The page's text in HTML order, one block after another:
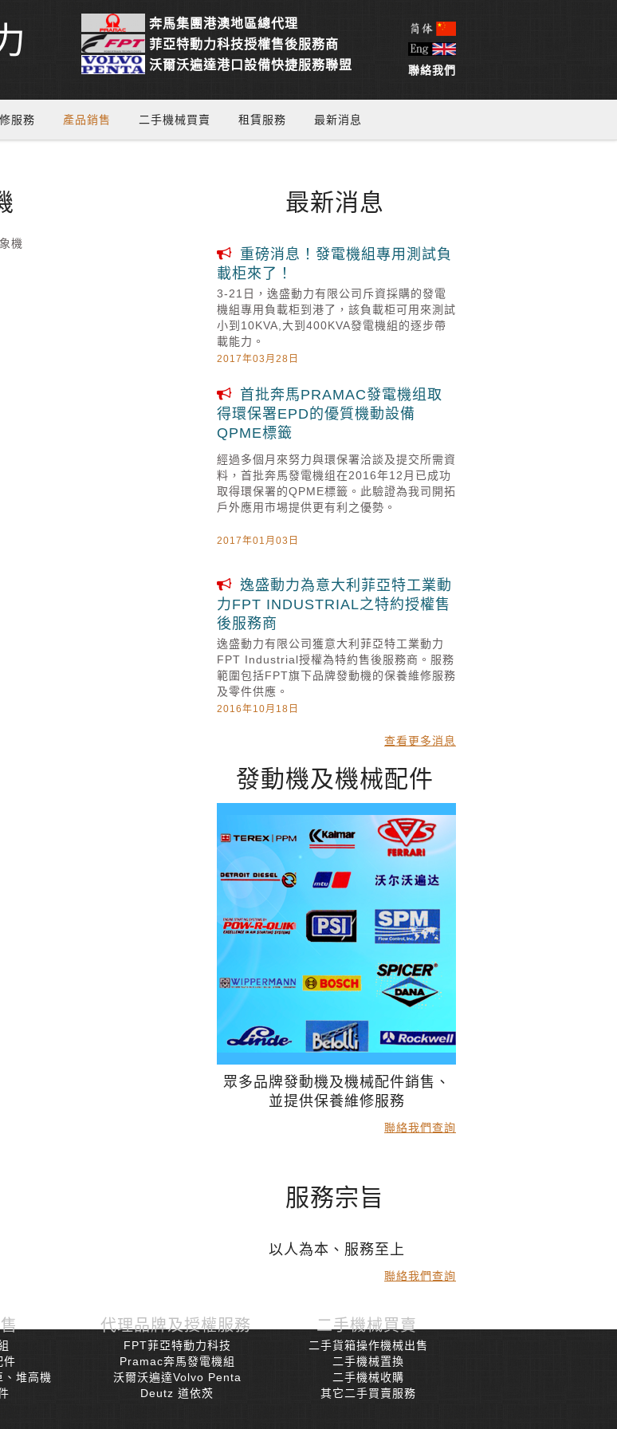
奔馬集團港澳地區總代理
菲亞特動力科技授權售後服務商
沃爾沃遍達港口設備快捷服務聯盟
聯絡我們
服務 產品銷售 二手機械買賣 租賃服務 最新消息
機
最新消息
重磅消息！發電機組專用測試負
載柜來了！
3-21日，逸盛動力有限公司斥資採購的發電
機組專用負載柜到港了，該負載柜可用來測試
小到10KVA,大到400KVA發電機組的逐步帶
載能力。
2017年03月28日
首批奔馬PRAMAC發電機组取
得環保署EPD的優質機動設備
QPME標籤
經過多個月來努力與環保署洽談及提交所需資
料，首批奔馬發電機组在2016年12月已成功
取得環保署的QPME標籤。此驗證為我司開拓
戶外應用市埸提供更有利之優勢。
2017年01月03日
逸盛動力為意大利菲亞特工業動
力FPT INDUSTRIAL之特約授權售
後服務商
逸盛動力有限公司獲意大利菲亞特工業動力
FPT Industrial授權為特約售後服務商。服務
範圍包括FPT旗下品牌發動機的保養維修服務
及零件供應。
2016年10月18日
查看更多消息
發動機及機械配件
眾多品牌發動機及機械配件銷售、
並提供保養維修服務
聯絡我們查詢
服務宗旨
以人為本、服務至上
聯絡我們查詢
件
、堆高機
代理品牌及授權服務
FPT菲亞特動力科技
Pramac奔馬發電機組
沃爾沃遍達Volvo Penta
Deutz 道依茨
二手機械買賣
二手貨箱操作機械出售
二手機械置換
二手機械收購
其它二手買賣服務